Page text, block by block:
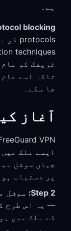
ہے۔
blocking:
تاکہ اسے
جا سکے۔
آغاز
ایسے ملک
جہاں سوشل
پر دستیاب ہو
Step 2:
کے ملک میں